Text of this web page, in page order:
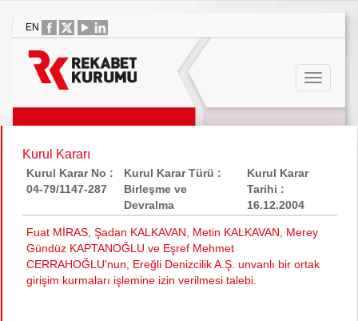
EN
Kurul Kararı
Kurul Karar No :
04-79/1147-287
Kurul Karar Türü :
Birleşme ve
Devralma
Kurul Karar
Tarihi :
16.12.2004
Fuat MİRAS, Şadan KALKAVAN, Metin KALKAVAN, Merey
Gündüz KAPTANOĞLU ve Eşref Mehmet
CERRAHOĞLU'nun, Ereğli Denizcilik A.Ş. unvanlı bir ortak
girişim kurmaları işlemine izin verilmesi talebi.